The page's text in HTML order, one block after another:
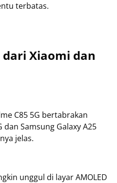
terbatas.
Xiaomi dan
C85 5G bertabrakan
Samsung Galaxy A25
jelas.
unggul di layar AMOLED